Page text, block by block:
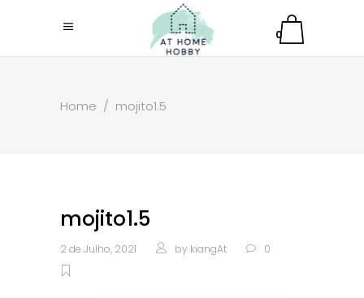
0
Home / mojito1.5
mojito1.5
2 de Julho, 2021 by kiangAt 0